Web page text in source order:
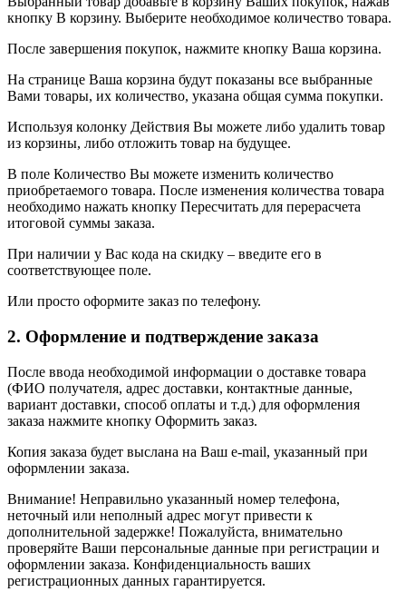
кнопку В корзину. Выберите необходимое количество товара.
После завершения покупок, нажмите кнопку Ваша корзина.
На странице Ваша корзина будут показаны все выбранные
Вами товары, их количество, указана общая сумма покупки.
Используя колонку Действия Вы можете либо удалить товар
из корзины, либо отложить товар на будущее.
В поле Количество Вы можете изменить количество
приобретаемого товара. После изменения количества товара
необходимо нажать кнопку Пересчитать для перерасчета
итоговой суммы заказа.
При наличии у Вас кода на скидку – введите его в
соответствующее поле.
Или просто оформите заказ по телефону.
2. Оформление и подтверждение заказа
После ввода необходимой информации о доставке товара
(ФИО получателя, адрес доставки, контактные данные,
вариант доставки, способ оплаты и т.д.) для оформления
заказа нажмите кнопку Оформить заказ.
Копия заказа будет выслана на Ваш e-mail, указанный при
оформлении заказа.
Внимание! Неправильно указанный номер телефона,
неточный или неполный адрес могут привести к
дополнительной задержке! Пожалуйста, внимательно
проверяйте Ваши персональные данные при регистрации и
оформлении заказа. Конфиденциальность ваших
регистрационных данных гарантируется.